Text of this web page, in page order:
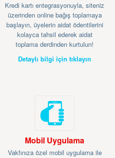
Kredi kartı entegrasyonuyla, siteniz
üzerinden online bağış toplamaya
başlayın, üyelerin aidat ödentilerini
kolayca tahsil ederek aidat
toplama derdinden kurtulun!
Detaylı bilgi için tıklayın
Mobil Uygulama
Vakfınıza özel mobil uygulama ile